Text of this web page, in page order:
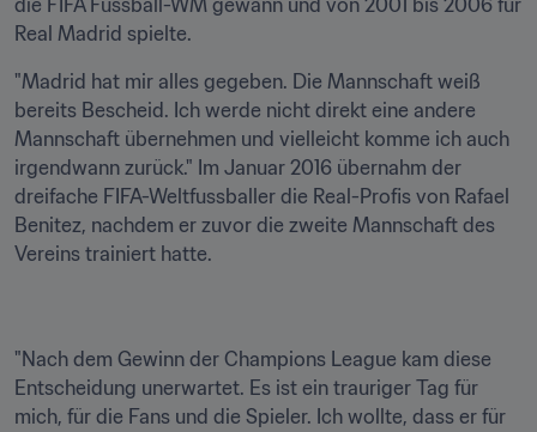
die FIFA Fussball-WM gewann und von 2001 bis 2006 für
Real Madrid spielte.
"Madrid hat mir alles gegeben. Die Mannschaft weiß
bereits Bescheid. Ich werde nicht direkt eine andere
Mannschaft übernehmen und vielleicht komme ich auch
irgendwann zurück." Im Januar 2016 übernahm der
dreifache FIFA-Weltfussballer die Real-Profis von Rafael
Benitez, nachdem er zuvor die zweite Mannschaft des
Vereins trainiert hatte.
"Nach dem Gewinn der Champions League kam diese
Entscheidung unerwartet. Es ist ein trauriger Tag für
mich, für die Fans und die Spieler. Ich wollte, dass er für